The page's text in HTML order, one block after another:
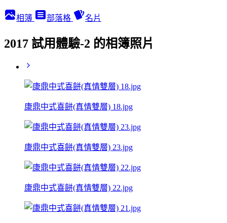
相簿 部落格 名片
2017 試用體驗-2 的相簿照片
康鼎中式喜餅(真情雙層) 18.jpg
康鼎中式喜餅(真情雙層) 23.jpg
康鼎中式喜餅(真情雙層) 22.jpg